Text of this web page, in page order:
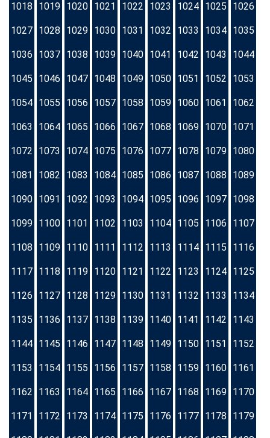
1018 1019 1020 1021 1022 1023 1024 1025 1026
1027 1028 1029 1030 1031 1032 1033 1034 1035
1036 1037 1038 1039 1040 1041 1042 1043 1044
1045 1046 1047 1048 1049 1050 1051 1052 1053
1054 1055 1056 1057 1058 1059 1060 1061 1062
1063 1064 1065 1066 1067 1068 1069 1070 1071
1072 1073 1074 1075 1076 1077 1078 1079 1080
1081 1082 1083 1084 1085 1086 1087 1088 1089
1090 1091 1092 1093 1094 1095 1096 1097 1098
1099 1100 1101 1102 1103 1104 1105 1106 1107
1108 1109 1110 1111 1112 1113 1114 1115 1116
1117 1118 1119 1120 1121 1122 1123 1124 1125
1126 1127 1128 1129 1130 1131 1132 1133 1134
1135 1136 1137 1138 1139 1140 1141 1142 1143
1144 1145 1146 1147 1148 1149 1150 1151 1152
1153 1154 1155 1156 1157 1158 1159 1160 1161
1162 1163 1164 1165 1166 1167 1168 1169 1170
1171 1172 1173 1174 1175 1176 1177 1178 1179